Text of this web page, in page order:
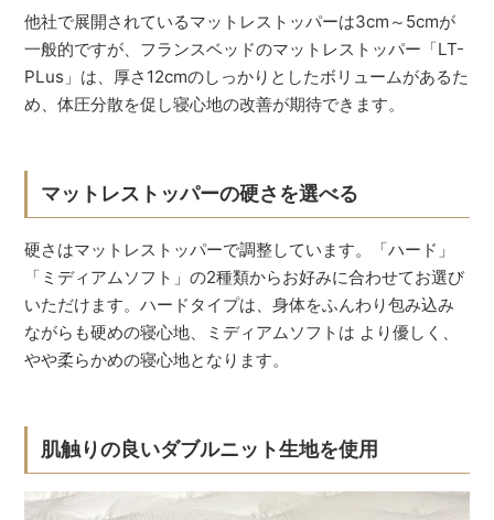
他社で展開されているマットレストッパーは3cm～5cmが
一般的ですが、フランスベッドのマットレストッパー「LT-
PLus」は、厚さ12cmのしっかりとしたボリュームがあるた
め、体圧分散を促し寝心地の改善が期待できます。
マットレストッパーの硬さを選べる
硬さはマットレストッパーで調整しています。「ハード」
「ミディアムソフト」の2種類からお好みに合わせてお選び
いただけます。ハードタイプは、身体をふんわり包み込み
ながらも硬めの寝心地、ミディアムソフトは より優しく、
やや柔らかめの寝心地となります。
肌触りの良いダブルニット生地を使用